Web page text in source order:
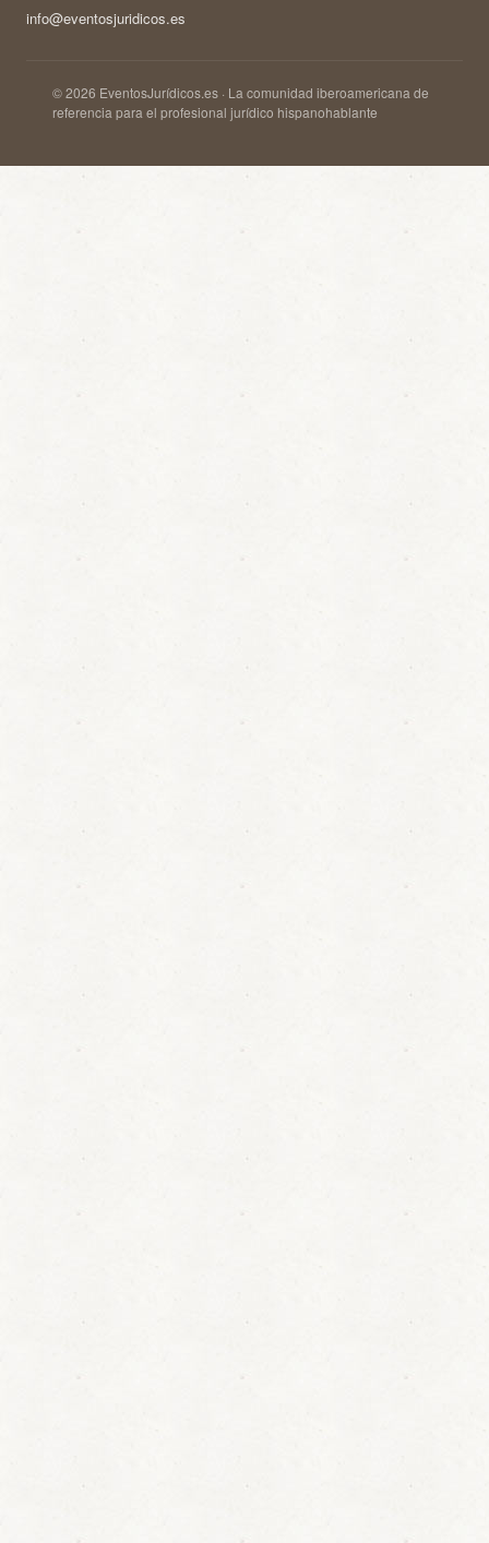
info@eventosjuridicos.es
© 2026 EventosJurídicos.es · La comunidad iberoamericana de
referencia para el profesional jurídico hispanohablante